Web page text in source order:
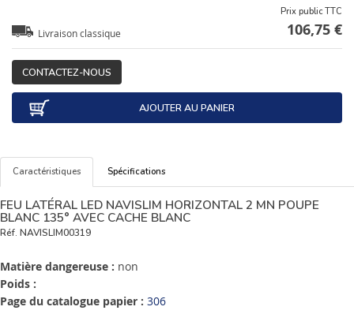
Livraison classique
Prix public TTC
106,75 €
CONTACTEZ-NOUS
AJOUTER AU PANIER
Caractéristiques Spécifications
FEU LATÉRAL LED NAVISLIM HORIZONTAL 2 MN POUPE
BLANC 135° AVEC CACHE BLANC
Réf. NAVISLIM00319
Matière dangereuse : non
Poids :
Page du catalogue papier : 306